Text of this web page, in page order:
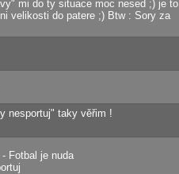
mi do ty situace moc nesed ;) je to
velikosti do patere ;) Btw : Sory za
nesportuj" taky věřim !
Fotbal je nuda